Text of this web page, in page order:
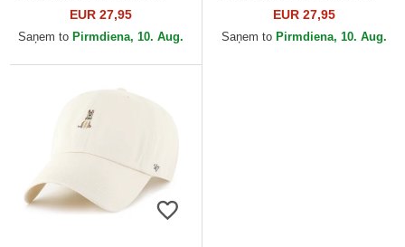
Base Runner Icon no 47
Brand
EUR 27,95
Saņem to Pirmdiena, 10. Aug.
Runner Icon Dog no 47 Brand
EUR 27,95
Saņem to Pirmdiena, 10. Aug.